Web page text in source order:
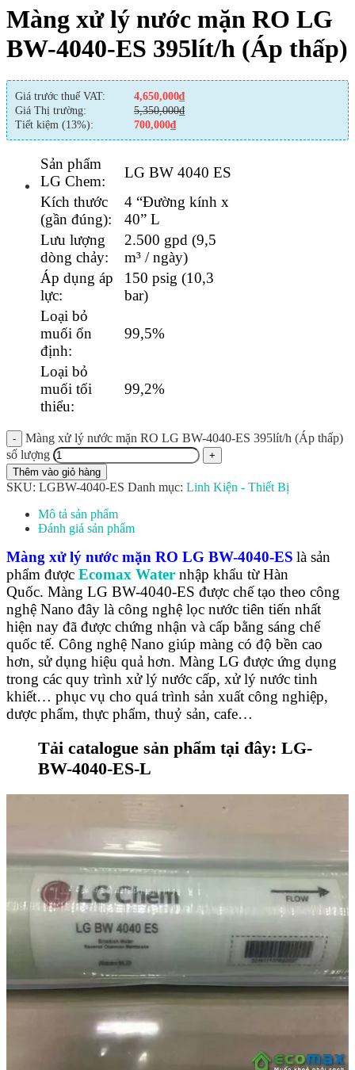
Màng xử lý nước mặn RO LG
BW-4040-ES 395lít/h (Áp thấp)
Giá trước thuế VAT: 4,650,000₫
Giá Thị trường:
5,350,000₫
Tiết kiệm (13%):
700,000₫
Sản phẩm
LG Chem:
LG BW 4040 ES
Kích thước
(gần đúng):
4 “Đường kính x
40” L
Lưu lượng
dòng chảy:
2.500 gpd (9,5
m³ / ngày)
Áp dụng áp
lực:
150 psig (10,3
bar)
Loại bỏ
muối ổn
định:
99,5%
Loại bỏ
muối tối
thiểu:
99,2%
Màng xử lý nước mặn RO LG BW-4040-ES 395lít/h (Áp thấp)
số lượng
Thêm vào giỏ hàng
SKU: LGBW-4040-ES Danh mục: Linh Kiện - Thiết Bị
Mô tả sản phẩm
Đánh giá sản phẩm
Màng xử lý nước mặn RO LG BW-4040-ES là sản
phẩm được Ecomax Water nhập khẩu từ Hàn
Quốc. Màng LG BW-4040-ES được chế tạo theo công
nghệ Nano đây là công nghệ lọc nước tiên tiến nhất
hiện nay đã được chứng nhận và cấp bằng sáng chế
quốc tế. Công nghệ Nano giúp màng có độ bền cao
hơn, sử dụng hiệu quả hơn. Màng LG được ứng dụng
trong các quy trình xử lý nước cấp, xử lý nước tinh
khiết… phục vụ cho quá trình sản xuất công nghiệp,
dược phẩm, thực phẩm, thuỷ sản, cafe…
Tải catalogue sản phẩm tại đây: LG-
BW-4040-ES-L